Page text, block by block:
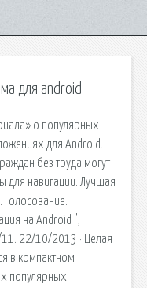
для android
о популярных
для Android.
без труда могут
для навигации. Лучшая
на Android ",
11. 22/10/2013 · Целая
в компактном
популярных